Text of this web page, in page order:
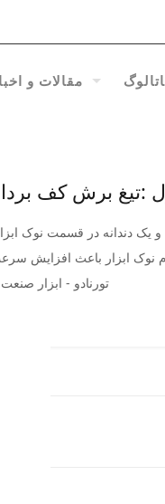
مقالات و
برش کف بردار قطر 10
یک دندانه در قسمت نوک
نوک ابزار باعث افزایش
تورنادو - ابزار